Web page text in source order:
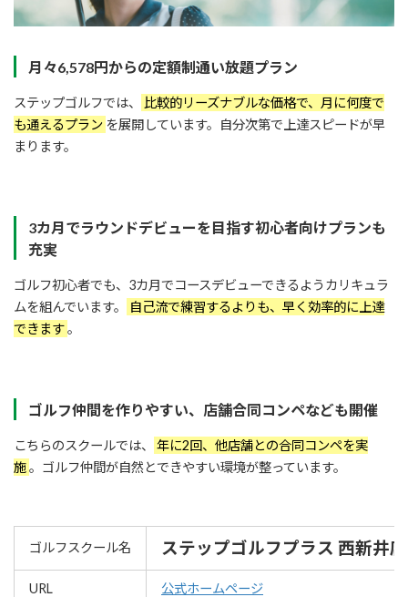
月々6,578円からの定額制通い放題プラン
ステップゴルフでは、
比較的リーズナブルな価格で、月に何度で
も通えるプラン を展開しています。自分次第で上達スピードが早
まります。
3カ月でラウンドデビューを目指す初心者向けプランも
充実
ゴルフ初心者でも、3カ月でコースデビューできるようカリキュラ
ムを組んでいます。
自己流で練習するよりも、早く効率的に上達
できます。
ゴルフ仲間を作りやすい、店舗合同コンペなども開催
こちらのスクールでは、
年に2回、他店舗との合同コンペを実
施。ゴルフ仲間が自然とできやすい環境が整っています。
ゴルフスクール名 ステップゴルフプラス 西新井店
URL 公式ホームページ